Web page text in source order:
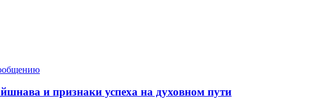
и признаки успеха на духовном пути